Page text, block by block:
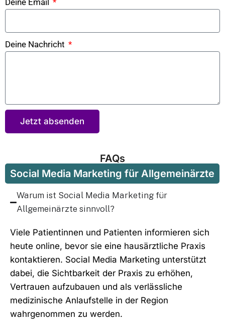
Deine Email
Deine Nachricht
Jetzt absenden
FAQs
Social Media Marketing für Allgemeinärzte
Warum ist Social Media Marketing für
Allgemeinärzte sinnvoll?
Viele Patientinnen und Patienten informieren sich
heute online, bevor sie eine hausärztliche Praxis
kontaktieren. Social Media Marketing unterstützt
dabei, die Sichtbarkeit der Praxis zu erhöhen,
Vertrauen aufzubauen und als verlässliche
medizinische Anlaufstelle in der Region
wahrgenommen zu werden.